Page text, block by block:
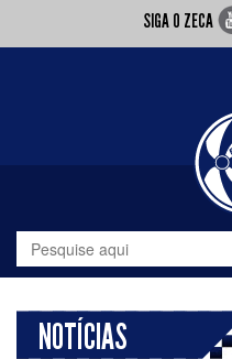
SIGA O ZECA
NOTÍCIAS